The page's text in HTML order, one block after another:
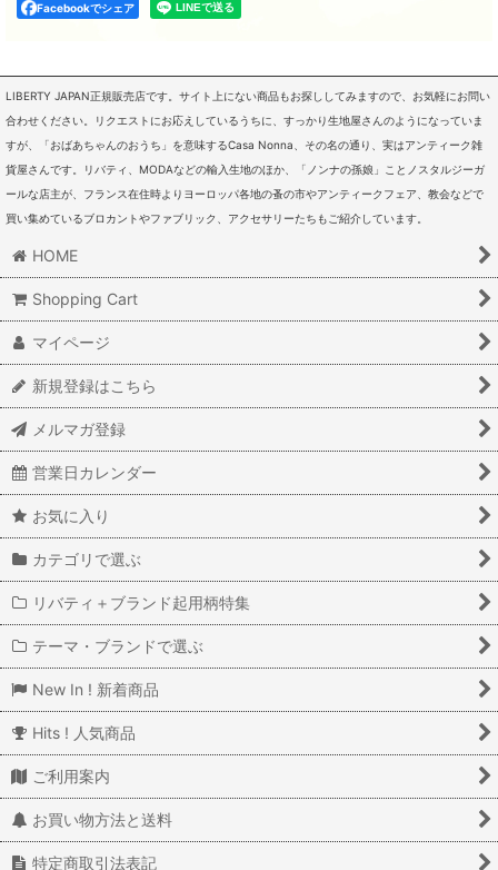
Facebookでシェア
LIBERTY JAPAN正規販売店です。サイト上にない商品もお探ししてみますので、お気軽にお問い
合わせください。リクエストにお応えしているうちに、すっかり生地屋さんのようになっていま
すが、「おばあちゃんのおうち」を意味するCasa Nonna、その名の通り、実はアンティーク雑
貨屋さんです。リバティ、MODAなどの輸入生地のほか、「ノンナの孫娘」ことノスタルジーガ
ールな店主が、フランス在住時よりヨーロッパ各地の蚤の市やアンティークフェア、教会などで
買い集めているブロカントやファブリック、アクセサリーたちもご紹介しています。
HOME
Shopping Cart
マイページ
新規登録はこちら
メルマガ登録
営業日カレンダー
お気に入り
カテゴリで選ぶ
リバティ＋ブランド起用柄特集
テーマ・ブランドで選ぶ
New In ! 新着商品
Hits ! 人気商品
ご利用案内
お買い物方法と送料
特定商取引法表記